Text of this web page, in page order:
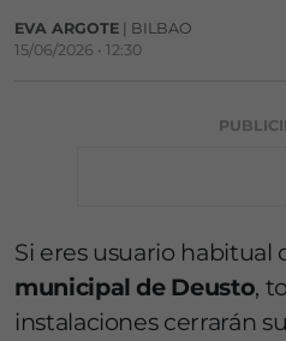
EVA ARGOTE | BILBAO
15/06/2026 • 12:30
Si eres usuario habitual
municipal de Deusto,
instalaciones cerrarán